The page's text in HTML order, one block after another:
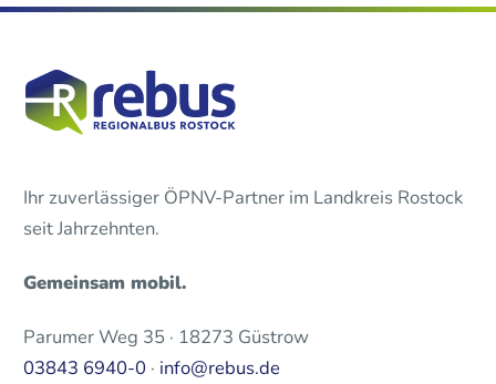
Ihr zuverlässiger ÖPNV-Partner im Landkreis Rostock
seit Jahrzehnten.
Gemeinsam mobil.
Parumer Weg 35 · 18273 Güstrow
03843 6940-0 · info@rebus.de